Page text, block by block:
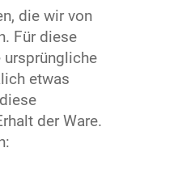
die wir von
Für diese
ursprüngliche
etwas
der Ware.